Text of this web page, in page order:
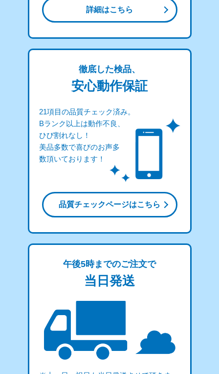
詳細はこちら
徹底した検品、
安心動作保証
21項目の品質チェック済み。
Bランク以上は動作不良、
ひび割れなし！
美品多数で喜びのお声多
数頂いております！
品質チェックページはこちら
午後5時までのご注文で
当日発送